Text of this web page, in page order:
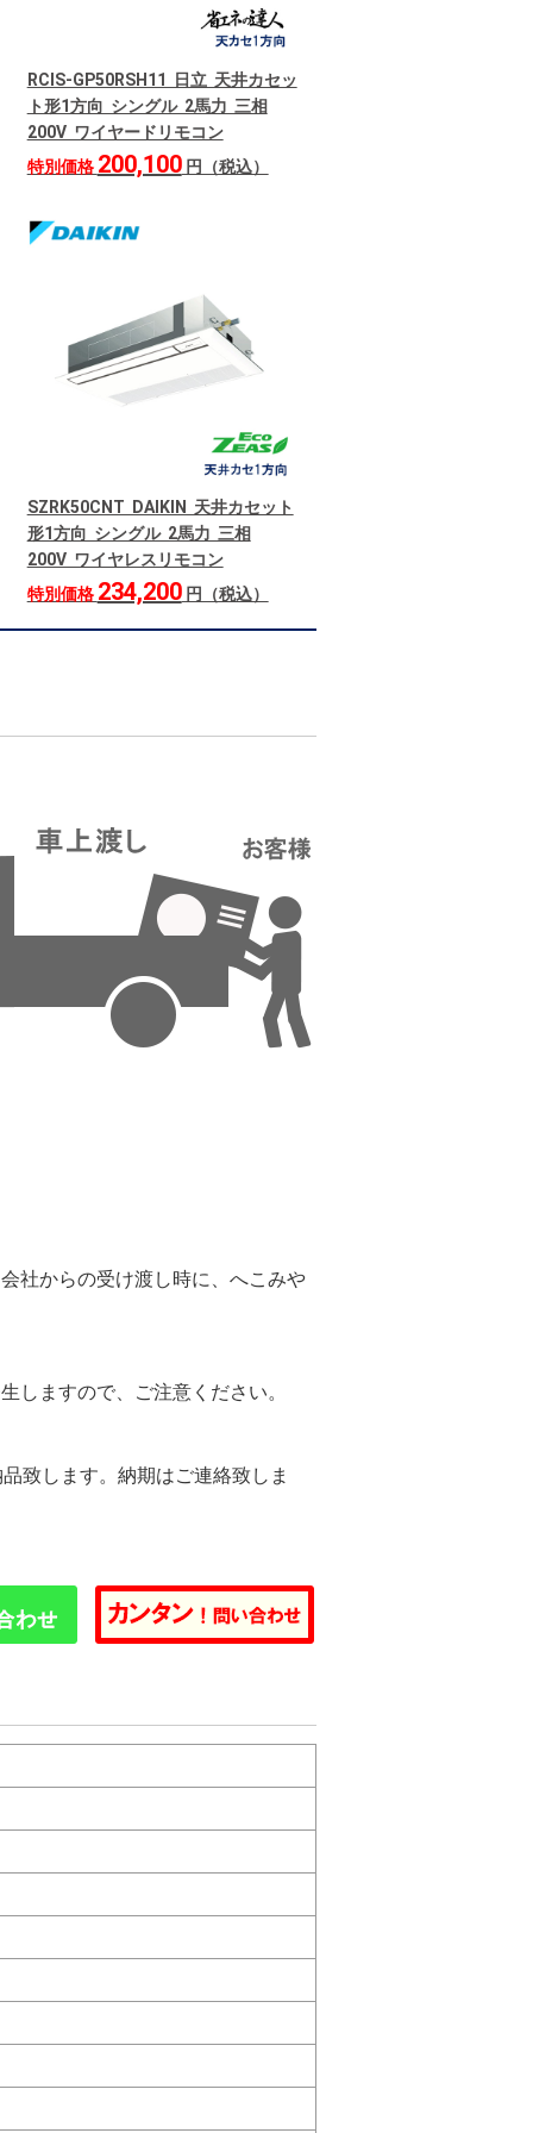
RCIS-GP50RSH11 日立 天井カセッ
ト形1方向 シングル 2馬力 三相
200V ワイヤードリモコン
特別価格 200,100円（税込）
SZRK50CNT DAIKIN 天井カセット
形1方向 シングル 2馬力 三相
200V ワイヤレスリモコン
特別価格 234,200円（税込）
社からの受け渡し時に、へこみや
しますので、ご注意ください。
致します。納期はご連絡致しま